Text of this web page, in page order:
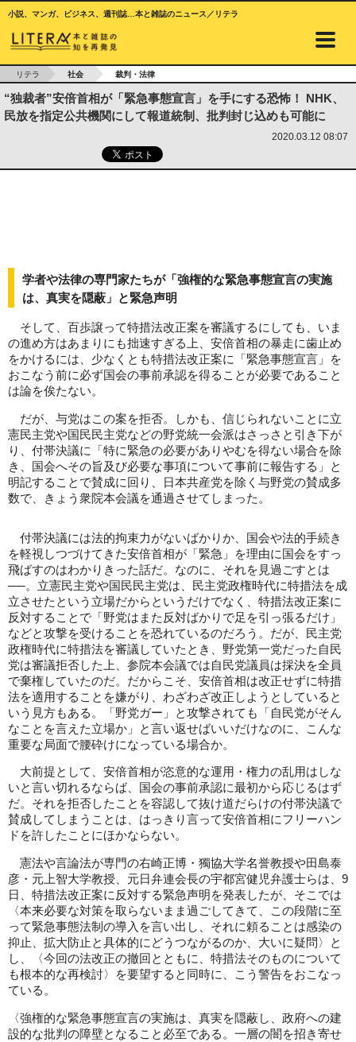
小説、マンガ、ビジネス、週刊誌…本と雑誌のニュース／リテラ
リテラ 社会 裁判・法律
“独裁者”安倍首相が「緊急事態宣言」を手にする恐怖！ NHK、
民放を指定公共機関にして報道統制、批判封じ込めも可能に
2020.03.12 08:07
学者や法律の専門家たちが「強権的な緊急事態宣言の実施
は、真実を隠蔽」と緊急声明
そして、百歩譲って特措法改正案を審議するにしても、いま
の進め方はあまりにも拙速すぎる上、安倍首相の暴走に歯止め
をかけるには、少なくとも特措法改正案に「緊急事態宣言」を
おこなう前に必ず国会の事前承認を得ることが必要であること
は論を俟たない。
だが、与党はこの案を拒否。しかも、信じられないことに立
憲民主党や国民民主党などの野党統一会派はさっさと引き下が
り、付帯決議に「特に緊急の必要がありやむを得ない場合を除
き、国会へその旨及び必要な事項について事前に報告する」と
明記することで賛成に回り、日本共産党を除く与野党の賛成多
数で、きょう衆院本会議を通過させてしまった。
付帯決議には法的拘束力がないばかりか、国会や法的手続き
を軽視しつづけてきた安倍首相が「緊急」を理由に国会をすっ
飛ばすのはわかりきった話だ。なのに、それを見過ごすとは
──。立憲民主党や国民民主党は、民主党政権時代に特措法を成
立させたという立場だからというだけでなく、特措法改正案に
反対することで「野党はまた反対ばかりで足を引っ張るだけ」
などと攻撃を受けることを恐れているのだろう。だが、民主党
政権時代に特措法を審議していたとき、野党第一党だった自民
党は審議拒否した上、参院本会議では自民党議員は採決を全員
で棄権していたのだ。だからこそ、安倍首相は改正せずに特措
法を適用することを嫌がり、わざわざ改正しようとしていると
いう見方もある。「野党ガー」と攻撃されても「自民党がそん
なことを言えた立場か」と言い返せばいいだけなのに、こんな
重要な局面で腰砕けになっている場合か。
大前提として、安倍首相が恣意的な運用・権力の乱用はしな
いと言い切れるならば、国会の事前承認に最初から応じるはず
だ。それを拒否したことを容認して抜け道だらけの付帯決議で
賛成してしまうことは、はっきり言って安倍首相にフリーハン
ドを許したことにほかならない。
憲法や言論法が専門の右崎正博・獨協大学名誉教授や田島泰
彦・元上智大学教授、元日弁連会長の宇都宮健児弁護士らは、9
日、特措法改正案に反対する緊急声明を発表したが、そこでは
〈本来必要な対策を取らないまま過ごしてきて、この段階に至
って緊急事態法制の導入を言い出し、それに頼ることは感染の
抑止、拡大防止と具体的にどうつながるのか、大いに疑問〉と
し、〈今回の法改正の撤回とともに、特措法そのものについて
も根本的な再検討〉を要望すると同時に、こう警告をおこなっ
ている。
〈強権的な緊急事態宣言の実施は、真実を隠蔽し、政府への建
設的な批判の障壁となること必至である。一層の闇を招き寄せ